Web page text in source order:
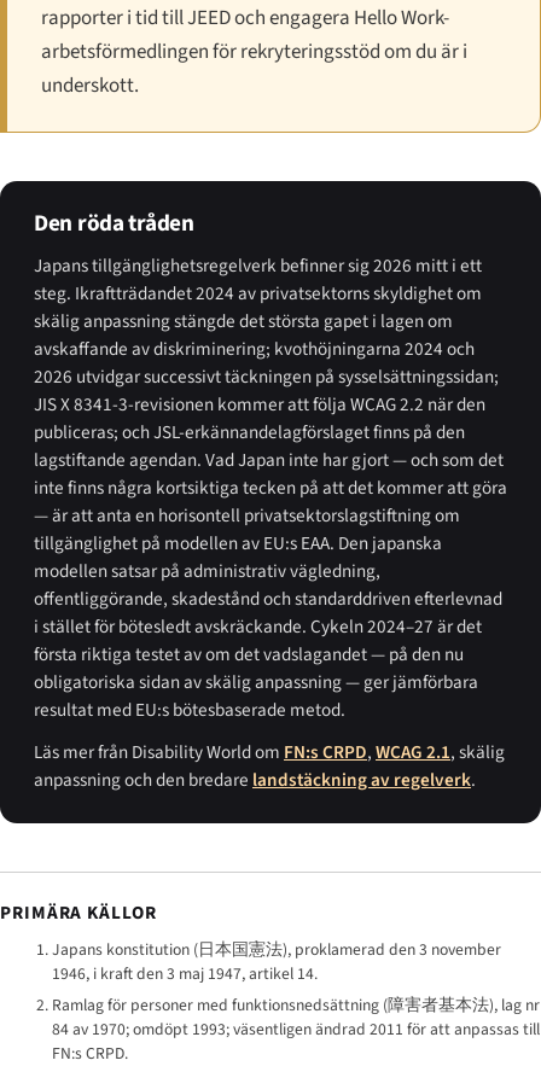
rapporter i tid till JEED och engagera Hello Work-
arbetsförmedlingen för rekryteringsstöd om du är i
underskott.
Den röda tråden
Japans tillgänglighetsregelverk befinner sig 2026 mitt i ett
steg. Ikraftträdandet 2024 av privatsektorns skyldighet om
skälig anpassning stängde det största gapet i lagen om
avskaffande av diskriminering; kvothöjningarna 2024 och
2026 utvidgar successivt täckningen på sysselsättningssidan;
JIS X 8341-3-revisionen kommer att följa WCAG 2.2 när den
publiceras; och JSL-erkännandelagförslaget finns på den
lagstiftande agendan. Vad Japan inte har gjort — och som det
inte finns några kortsiktiga tecken på att det kommer att göra
— är att anta en horisontell privatsektorslagstiftning om
tillgänglighet på modellen av EU:s EAA. Den japanska
modellen satsar på administrativ vägledning,
offentliggörande, skadestånd och standarddriven efterlevnad
i stället för bötesledt avskräckande. Cykeln 2024–27 är det
första riktiga testet av om det vadslagandet — på den nu
obligatoriska sidan av skälig anpassning — ger jämförbara
resultat med EU:s bötesbaserade metod.
Läs mer från Disability World om FN:s CRPD,WCAG 2.1, skälig
anpassning och den bredare landstäckning av regelverk.
PRIMÄRA KÄLLOR
Japans konstitution (日本国憲法), proklamerad den 3 november
1946, i kraft den 3 maj 1947, artikel 14.
Ramlag för personer med funktionsnedsättning (障害者基本法), lag nr
84 av 1970; omdöpt 1993; väsentligen ändrad 2011 för att anpassas till
FN:s CRPD.